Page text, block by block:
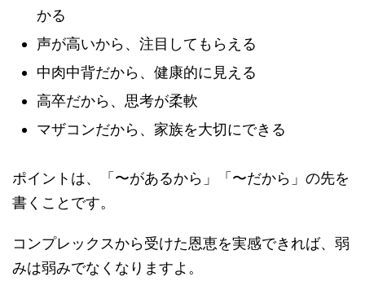
かる
声が高いから、注目してもらえる
中肉中背だから、健康的に見える
高卒だから、思考が柔軟
マザコンだから、家族を大切にできる
ポイントは、「〜があるから」「〜だから」の先を
書くことです。
コンプレックスから受けた恩恵を実感できれば、弱
みは弱みでなくなりますよ。